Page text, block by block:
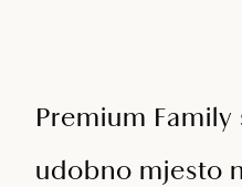
Premium
udobno mjesto